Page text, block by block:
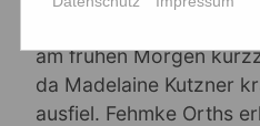
am frühen Morgen
da Madelaine Kutzner
ausfiel. Fehmke Orths